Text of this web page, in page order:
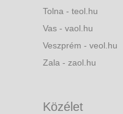
Tolna - teol.hu
Vas - vaol.hu
Veszprém - veol.hu
Zala - zaol.hu
Közélet